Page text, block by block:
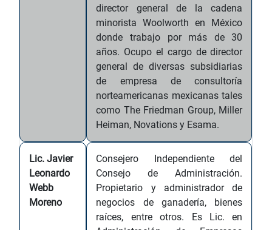
director general de la cadena
minorista Woolworth en México
donde trabajo por más de 30
años. Ocupo el cargo de director
general de diversas subsidiarias
de empresa de consultoría
norteamericanas mexicanas tales
como The Friedman Group, Miller
Heiman, Novations y Esama.
Lic. Javier
Leonardo
Webb
Moreno
Consejero Independiente del
Consejo de Administración.
Propietario y administrador de
negocios de ganadería, bienes
raíces, entre otros. Es Lic. en